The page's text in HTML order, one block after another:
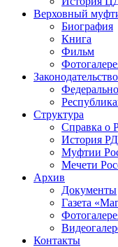
Верховный
Биография
Книга
Фильм
Законодательство
Структура
Справка о
История
Муфтии
Мечети
Архив
Документы
Газета
Контакты